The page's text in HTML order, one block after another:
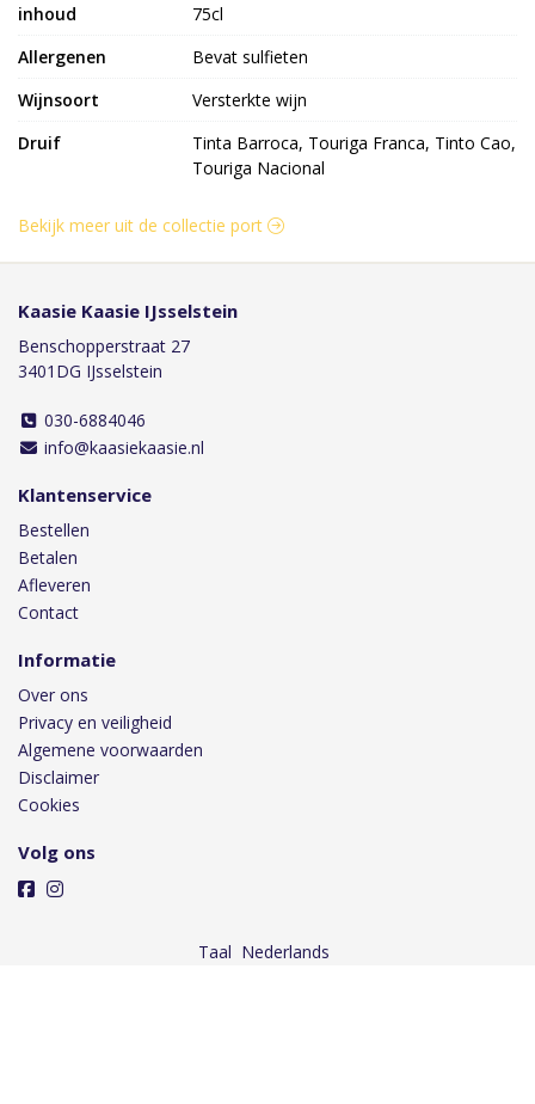
inhoud
75cl
Allergenen
Bevat sulfieten
Wijnsoort
Versterkte wijn
Druif
Tinta Barroca, Touriga Franca, Tinto Cao,
Touriga Nacional
Bekijk meer uit de collectie port
Kaasie Kaasie IJsselstein
Benschopperstraat 27
3401DG IJsselstein
030-6884046
info@kaasiekaasie.nl
Klantenservice
Bestellen
Betalen
Afleveren
Contact
Informatie
Over ons
Privacy en veiligheid
Algemene voorwaarden
Disclaimer
Cookies
Volg ons
Taal